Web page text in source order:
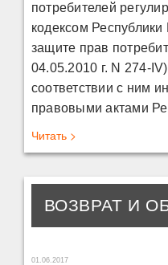
потребителей
кодексом
защите прав
04.05.2010 г. N 274-
соответствии с ним
правовыми актами
Читать >
ВОЗВРАТ И
01.06.2017